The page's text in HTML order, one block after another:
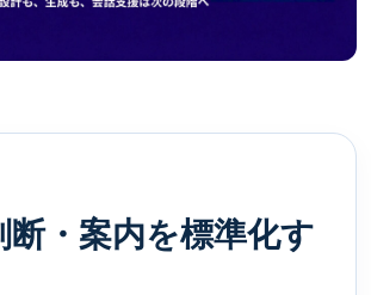
断・案内を標準化す